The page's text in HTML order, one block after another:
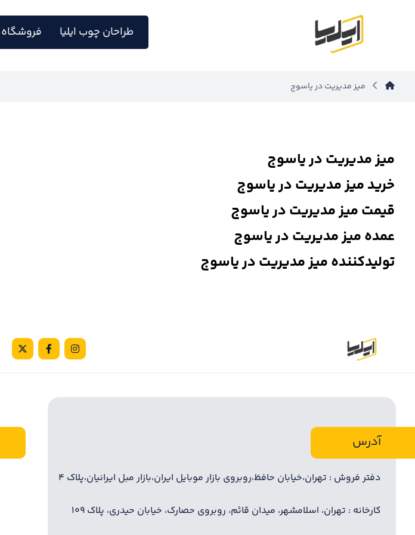
طراحان چوب ایلیا فروشگاه
میز مدیریت در یاسوج
میز مدیریت در یاسوج
خرید میز مدیریت در یاسوج
قیمت میز مدیریت در یاسوج
عمده میز مدیریت در یاسوج
تولیدکننده میز مدیریت در یاسوج
آدرس
دفتر فروش : تهران،خیابان حافظ،روبروی بازار موبایل ایران،بازار مبل ایرانیان،پلاک ۴
کارخانه : تهران، اسلامشهر، میدان قائم، روبروی حصارک، خیابان حیدری، پلاک ۱۰۹